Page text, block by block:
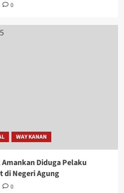
0
WAY KANAN
Diduga Pelaku
di Negeri Agung
0